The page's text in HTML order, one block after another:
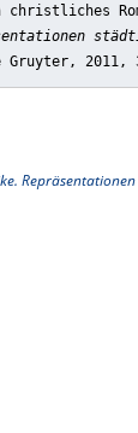
2011,